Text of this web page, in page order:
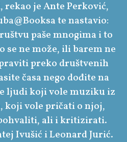
je Ante Perković,
te nastavio:
paše mnogima i to
se ne može, ili barem ne
preko društvenih
časa nego dođite na
ljudi koji vole muziku iz
koji vole pričati o njoj,
ali i kritizirati.
Ivušić i Leonard Jurić.